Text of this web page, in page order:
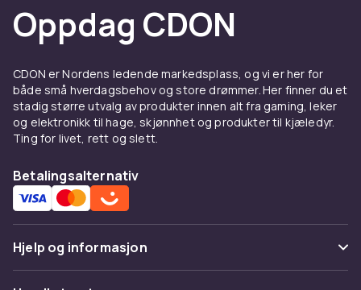
Oppdag CDON
CDON er Nordens ledende markedsplass, og vi er her for
både små hverdagsbehov og store drømmer. Her finner du et
stadig større utvalg av produkter innen alt fra gaming, leker
og elektronikk til hage, skjønnhet og produkter til kjæledyr.
Ting for livet, rett og slett.
Betalingsalternativ
Hjelp og informasjon